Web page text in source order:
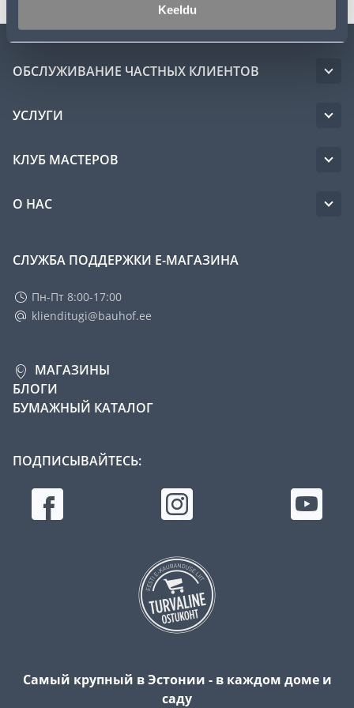
Keeldu
ОБСЛУЖИВАНИЕ ЧАСТНЫХ КЛИЕНТОВ
УСЛУГИ
КЛУБ МАСТЕРОВ
О НАС
СЛУЖБА ПОДДЕРЖКИ Е-МАГАЗИНА
Пн-Пт 8:00-17:00
klienditugi@bauhof.ee
МАГАЗИНЫ
БЛОГИ
БУМАЖНЫЙ КАТАЛОГ
ПОДПИСЫВАЙТЕСЬ:
Самый крупный в Эстонии - в каждом доме и
саду